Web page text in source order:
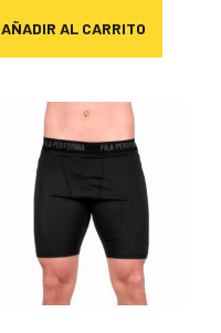
AÑADIR AL CARRITO